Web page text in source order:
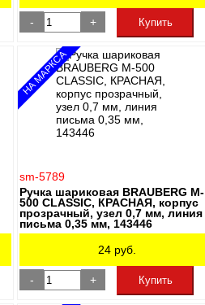
- + Купить
НА МАРКСА
sm-5789
Ручка шариковая BRAUBERG M-
500 CLASSIC, КРАСНАЯ, корпус
прозрачный, узел 0,7 мм, линия
письма 0,35 мм, 143446
24руб.
- + Купить